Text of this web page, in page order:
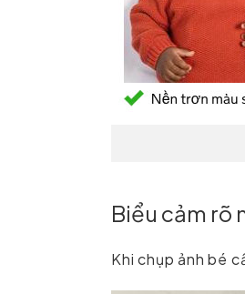
Biểu cảm rõ
Khi chụp ảnh bé